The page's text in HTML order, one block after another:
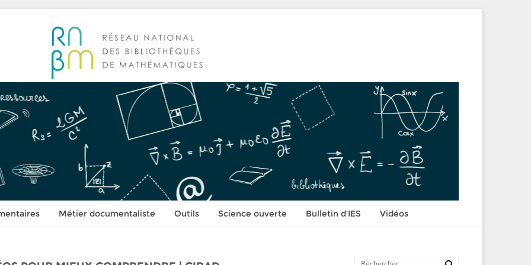
Métier documentaliste Outils Science ouverte Bulletin d’IES Vidéos